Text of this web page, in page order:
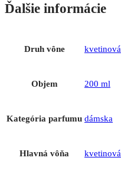
Ďalšie informácie
Druh vône kvetinová
Objem 200 ml
Kategória parfumu dámska
Hlavná vôňa kvetinová